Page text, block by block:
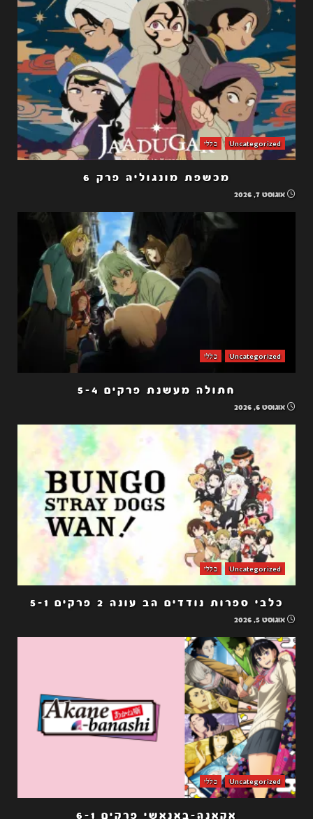
Uncategorized כללי
מכשפת מונגוליה פרק 6
אוגוסט 7, 2026
Uncategorized כללי
חתולה מעשנת פרקים 5-4
אוגוסט 6, 2026
Uncategorized כללי
כלבי ספרות נודדים הב עונה 2 פרקים 5-1
אוגוסט 5, 2026
Uncategorized כללי
אקאנה-באנאשי פרקים 6-1